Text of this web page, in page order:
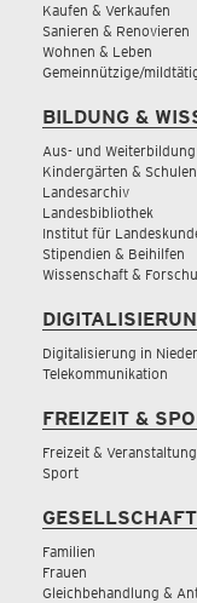
Kaufen & Verkaufen
Sanieren & Renovieren
Wohnen & Leben
Gemeinnützige/
BILDUNG &
Aus- und Weiterbildung
Kindergärten & Schulen
Landesarchiv
Landesbibliothek
Institut für
Stipendien & Beihilfen
Wissenschaft &
Digitalisierung in
Telekommunikation
FREIZEIT &
Freizeit &
Sport
Familien
Frauen
Gleichbehandlung &